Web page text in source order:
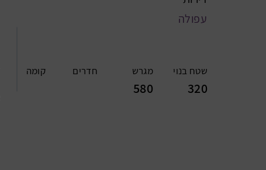
עפולה
קומה חדרים מגרש
580
שטח בנוי
320